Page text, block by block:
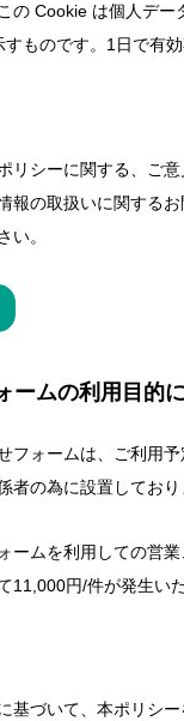
の Cookie は個人デー
ものです。1日で有効
リシーに関する、ご
報の取扱いに関する
い。
ームの利用目的
フォームは、ご利用
者の為に設置しており
ームを利用しての営
11,000円/件が発生いた
基づいて、本ポリシ